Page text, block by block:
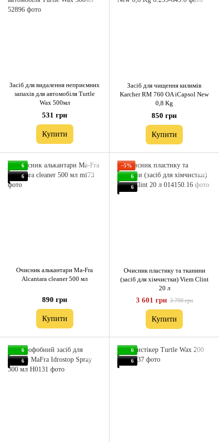
Засіб для видалення неприємних
запахів для автомобіля Turtle
Wax 500мл
531 грн
Купити
Засіб для чищення килимів
Karcher RM 760 OA iCapsol New
0,8 Kg
850 грн
Купити
6
6
Очисник алькантари Ma-Fra
Alcantara cleaner 500 мл
890 грн
Купити
−5%
6
6
Очисник пластику та тканини
(засіб для хімчистки) Viem Clint
20 л
3 601 грн 3 790 грн
Купити
6
6
6
6